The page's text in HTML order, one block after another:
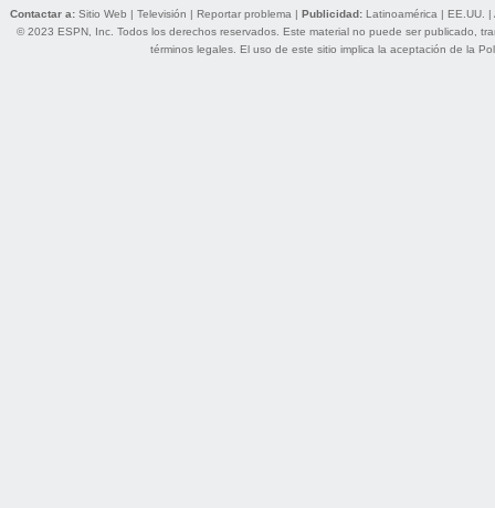
Contactar a: Sitio Web | Televisión | Reportar problema | Publicidad: Latinoamérica | EE.UU. |
© 2023 ESPN, Inc. Todos los derechos reservados. Este material no puede ser publicado,
términos legales. El uso de este sitio implica la aceptación de la